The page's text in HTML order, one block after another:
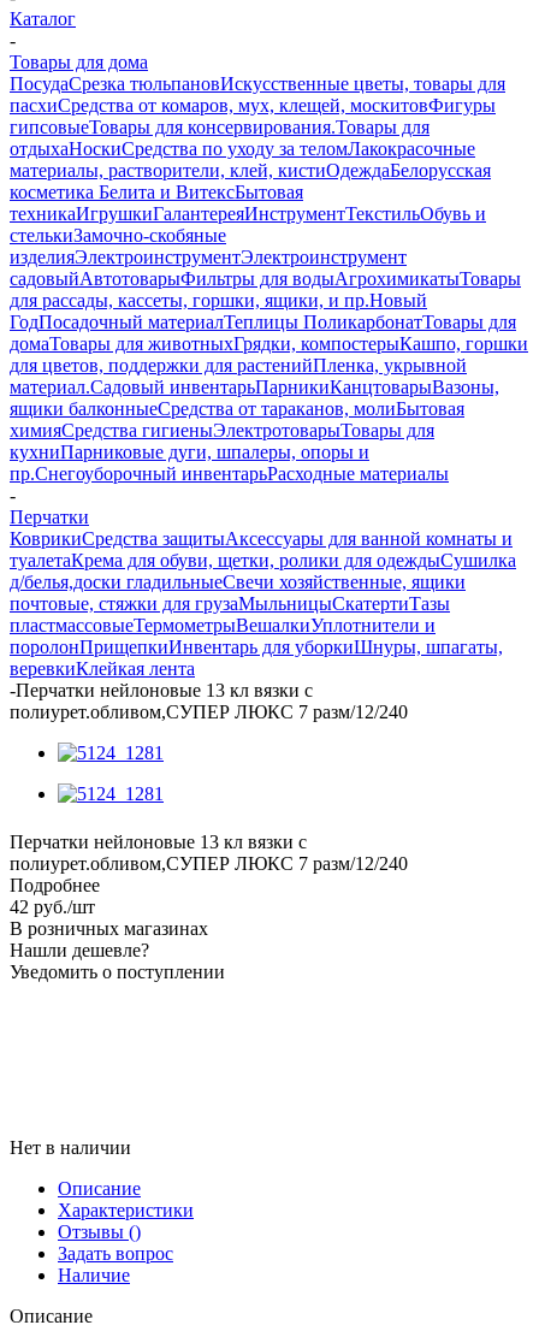
Каталог
-
Товары для дома
ПосудаСрезка тюльпановИскусственные цветы, товары для
пасхиСредства от комаров, мух, клещей, москитовФигуры
гипсовыеТовары для консервирования.Товары для
отдыхаНоскиСредства по уходу за теломЛакокрасочные
материалы, растворители, клей, кистиОдеждаБелорусская
косметика Белита и ВитексБытовая
техникаИгрушкиГалантереяИнструментТекстильОбувь и
стелькиЗамочно-скобяные
изделияЭлектроинструментЭлектроинструмент
садовыйАвтотоварыФильтры для водыАгрохимикатыТовары
для рассады, кассеты, горшки, ящики, и пр.Новый
ГодПосадочный материалТеплицы ПоликарбонатТовары для
домаТовары для животныхГрядки, компостерыКашпо, горшки
для цветов, поддержки для растенийПленка, укрывной
материал.Садовый инвентарьПарникиКанцтоварыВазоны,
ящики балконныеСредства от тараканов, молиБытовая
химияСредства гигиеныЭлектротоварыТовары для
кухниПарниковые дуги, шпалеры, опоры и
пр.Снегоуборочный инвентарьРасходные материалы
-
Перчатки
КоврикиСредства защитыАксессуары для ванной комнаты и
туалетаКрема для обуви, щетки, ролики для одеждыСушилка
д/белья,доски гладильныеСвечи хозяйственные, ящики
почтовые, стяжки для грузаМыльницыСкатертиТазы
пластмассовыеТермометрыВешалкиУплотнители и
поролонПрищепкиИнвентарь для уборкиШнуры, шпагаты,
веревкиКлейкая лента
-Перчатки нейлоновые 13 кл вязки с
полиурет.обливом,СУПЕР ЛЮКС 7 разм/12/240
Перчатки нейлоновые 13 кл вязки с
полиурет.обливом,СУПЕР ЛЮКС 7 разм/12/240
Подробнее
42 руб./шт
В розничных магазинах
Нашли дешевле?
Уведомить о поступлении
Нет в наличии
Описание
Характеристики
Отзывы ()
Задать вопрос
Наличие
Описание